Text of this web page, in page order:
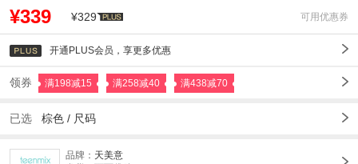
¥339 ¥329 可用优惠券
开通PLUS会员，享更多优惠
领券 满198减15 满258减40 满438减70
已选 棕色 / 尺码
品牌： 天美意